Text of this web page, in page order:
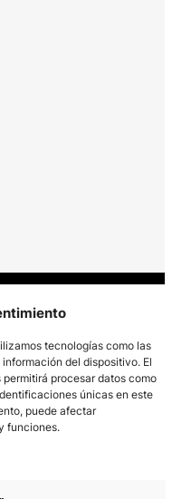
tecnologías como las
del dispositivo. El
procesar datos como
únicas en este
puede afectar
funciones.